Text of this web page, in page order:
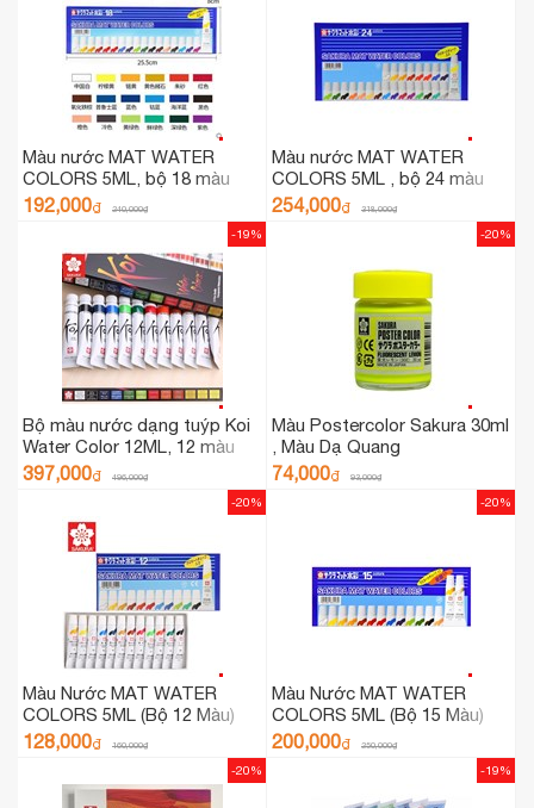
Màu nước MAT WATER
COLORS 5ML, bộ 18 màu
EMW18
192,000₫ 240,000₫
Màu nước MAT WATER
COLORS 5ML , bộ 24 màu
254,000₫ 318,000₫
Bộ màu nước dạng tuýp Koi
Water Color 12ML, 12 màu
397,000₫ 496,000₫
-19%
Màu Postercolor Sakura 30ml
, Màu Dạ Quang
74,000₫ 93,000₫
-20%
Màu Nước MAT WATER
COLORS 5ML (Bộ 12 Màu)
128,000₫ 160,000₫
-20%
Màu Nước MAT WATER
COLORS 5ML (Bộ 15 Màu)
200,000₫ 250,000₫
-20%
-20% -19%